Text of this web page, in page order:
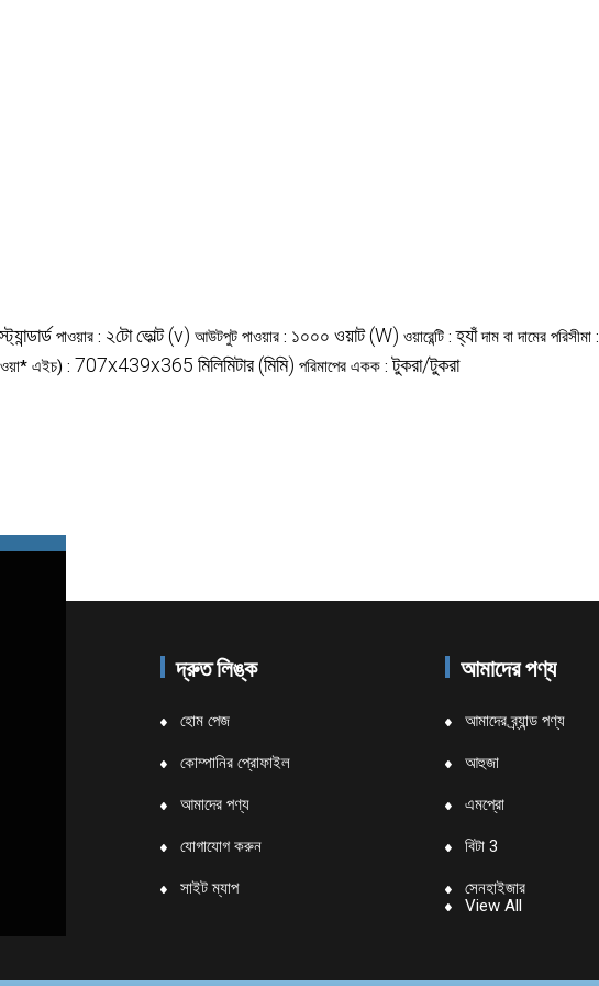
স্ট্যান্ডার্ড পাওয়ার : ২টো ভোল্ট (v) আউটপুট পাওয়ার : ১০০০ ওয়াট (W) ওয়ারেন্টি :হ্যাঁ দাম বা দামের পরিসীমা :
এইচ) : 707x439x365 মিলিমিটার (মিমি) পরিমাপের একক : টুকরা/টুকরা
দ্রুত লিঙ্ক
হোম পেজ
কোম্পানির প্রোফাইল
আমাদের পণ্য
যোগাযোগ করুন
সাইট ম্যাপ
আমাদের পণ্য
আমাদের ব্র্যান্ড পণ্য
আহুজা
এমপ্রো
বিটা 3
সেনহাইজার
View All